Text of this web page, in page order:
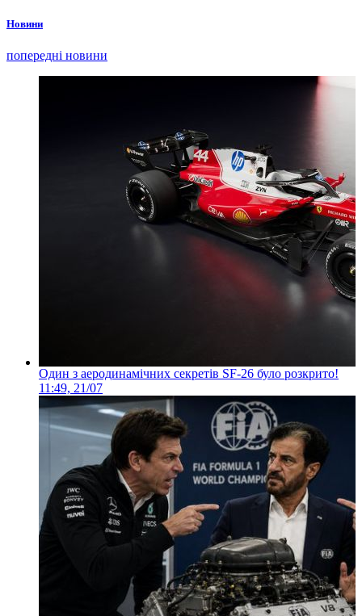
Новини
попередні новини
Один з аеродинамічних секретів SF-26 було розкрито!
11:49, 21/07